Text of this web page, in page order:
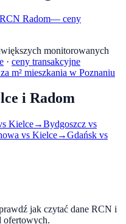
RCN Radom— ceny
monitorowanych
· ceny transakcyjne
m² mieszkania w Poznaniu
i Radom
Kielce→Bydgoszcz vs
vs Kielce→Gdańsk vs
jak czytać dane RCN i
ofertowych.